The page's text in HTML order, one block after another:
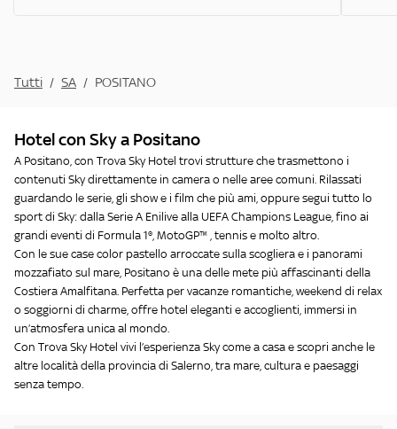
Tutti / SA / POSITANO
Hotel con Sky a Positano
A Positano, con Trova Sky Hotel trovi strutture che trasmettono i
contenuti Sky direttamente in camera o nelle aree comuni. Rilassati
guardando le serie, gli show e i film che più ami, oppure segui tutto lo
sport di Sky: dalla Serie A Enilive alla UEFA Champions League, fino ai
grandi eventi di Formula 1®, MotoGP™ , tennis e molto altro.
Con le sue case color pastello arroccate sulla scogliera e i panorami
mozzafiato sul mare, Positano è una delle mete più affascinanti della
Costiera Amalfitana. Perfetta per vacanze romantiche, weekend di relax
o soggiorni di charme, offre hotel eleganti e accoglienti, immersi in
un’atmosfera unica al mondo.
Con Trova Sky Hotel vivi l’esperienza Sky come a casa e scopri anche le
altre località della provincia di Salerno, tra mare, cultura e paesaggi
senza tempo.